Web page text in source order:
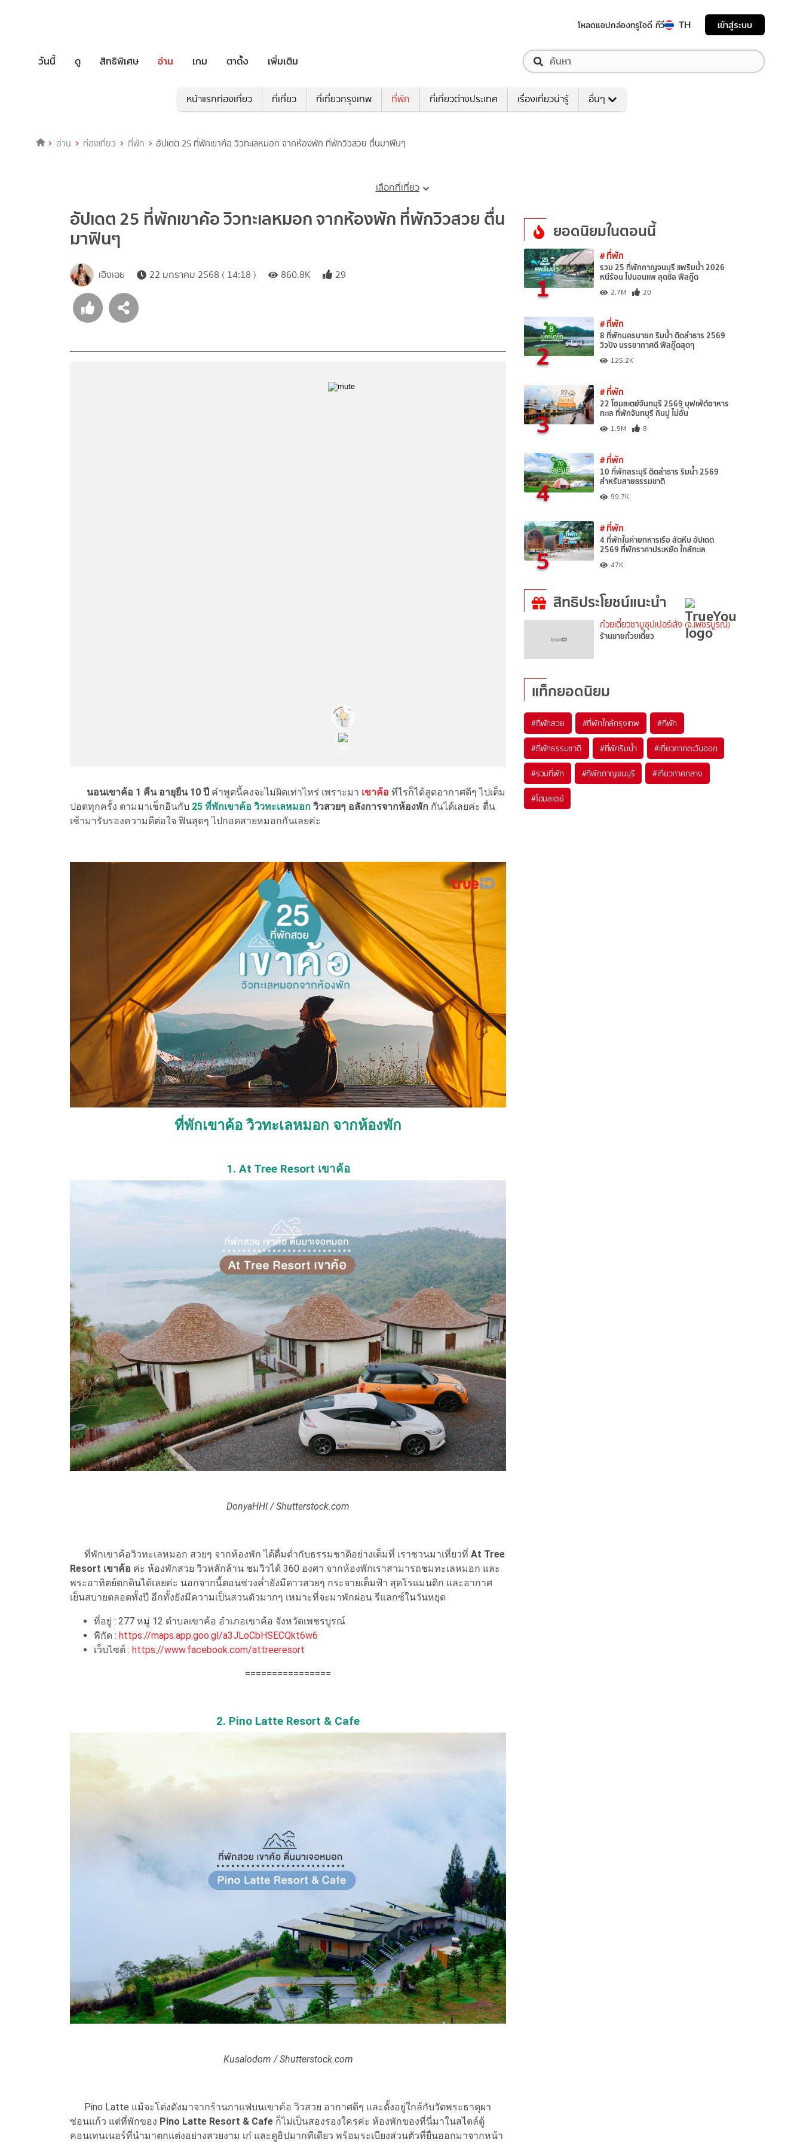
โหลดแอปกล่องทรูไอดี ทีวี TH เข้าสู่ระบบ
วันนี้ ดู สิทธิพิเศษ อ่าน เกม ตาตั้ง เพิ่มเติม
หน้าแรกท่องเที่ยว ที่เที่ยว ที่เที่ยวกรุงเทพ ที่พัก ที่เที่ยวต่างประเทศ เรื่องเที่ยวน่ารู้ อื่นๆ
อ่าน ท่องเที่ยว ที่พัก อัปเดต 25 ที่พักเขาค้อ วิวทะเลหมอก จากห้องพัก ที่พักวิวสวย ตื่นมาฟินๆ
เลือกที่เที่ยว
อัปเดต 25 ที่พักเขาค้อ วิวทะเลหมอก จากห้องพัก ที่พักวิวสวย ตื่น
มาฟินๆ
เอิงเอย 22 มกราคม 2568 ( 14:18 ) 860.8K 29
นอนเขาค้อ 1 คืน อายุยืน 10 ปี คำพูดนี้คงจะไม่ผิดเท่าไหร่ เพราะมา เขาค้อ ทีไรก็ได้สูดอากาศดีๆ ไปเต็ม
ปอดทุกครั้ง ตามมาเช็กอินกับ 25 ที่พักเขาค้อ วิวทะเลหมอก วิวสวยๆ อลังการจากห้องพัก กันได้เลยค่ะ ตื่น
เช้ามารับรองความดีต่อใจ ฟินสุดๆ ไปกอดสายหมอกกันเลยค่ะ
ที่พักเขาค้อ วิวทะเลหมอก จากห้องพัก
1. At Tree Resort เขาค้อ
DonyaHHI / Shutterstock.com
ที่พักเขาค้อวิวทะเลหมอก สวยๆ จากห้องพัก ได้ดื่มด่ำกับธรรมชาติอย่างเต็มที่ เราชวนมาเที่ยวที่ At Tree
Resort เขาค้อ ค่ะ ห้องพักสวย วิวหลักล้าน ชมวิวได้ 360 องศา จากห้องพักเราสามารถชมทะเลหมอก และ
พระอาทิตย์ตกดินได้เลยค่ะ นอกจากนี้ตอนช่วงค่ำยังมีดาวสวยๆ กระจายเต็มฟ้า สุดโรแมนติก และอากาศ
เย็นสบายตลอดทั้งปี อีกทั้งยังมีความเป็นสวนตัวมากๆ เหมาะที่จะมาพักผ่อน รีแลกซ์ในวันหยุด
ที่อยู่ : 277 หมู่ 12 ตำบลเขาค้อ อำเภอเขาค้อ จังหวัดเพชรบูรณ์
พิกัด : https://maps.app.goo.gl/a3JLoCbHSECQkt6w6
เว็บไซต์ : https://www.facebook.com/attreeresort
================
2. Pino Latte Resort & Cafe
Kusalodom / Shutterstock.com
Pino Latte แม้จะโด่งดังมาจากร้านกาแฟบนเขาค้อ วิวสวย อากาศดีๆ และตั้งอยู่ใกล้กับวัดพระธาตุผา
ซ่อนแก้ว แต่ที่พักของ Pino Latte Resort & Cafe ก็ไม่เป็นสองรองใครค่ะ ห้องพักของที่นี่มาในสไตล์ตู้
คอนเทนเนอร์ที่นำมาตกแต่งอย่างสวยงาม เก๋ และดูฮิปมากทีเดียว พร้อมระเบียงส่วนตัวที่ยื่นออกมาจากหน้า
ยอดนิยมในตอนนี้
1
# ที่พัก
รวม 25 ที่พักกาญจนบุรี แพริมน้ำ 2026
หนีร้อน ไปนอนแพ สุดชิล ฟีลกู๊ด
2.7M 20
2
# ที่พัก
8 ที่พักนครนายก ริมน้ำ ติดลำธาร 2569
วิวปัง บรรยากาศดี ฟีลกู๊ดสุดๆ
125.2K
3
# ที่พัก
22 โฮมสเตย์จันทบุรี 2569 บุฟเฟ่ต์อาหาร
ทะเล ที่พักจันทบุรี กินปู ไม่อั้น
1.9M 8
4
# ที่พัก
10 ที่พักสระบุรี ติดลำธาร ริมน้ำ 2569
สำหรับสายธรรมชาติ
99.7K
5
# ที่พัก
4 ที่พักในค่ายทหารเรือ สัตหีบ อัปเดต
2569 ที่พักราคาประหยัด ใกล้ทะเล
47K
สิทธิประโยชน์แนะนำ
ก๋วยเตี๋ยวชาบูซุปเปอร์เล้ง (จ.เพชรบูรณ์)
ร้านขายก๋วยเตี๋ยว
แท็กยอดนิยม
#ที่พักสวย #ที่พักใกล้กรุงเทพ #ที่พัก
#ที่พักธรรมชาติ #ที่พักริมน้ำ #เที่ยวภาคตะวันออก
#รวมที่พัก #ที่พักกาญจนบุรี #เที่ยวภาคกลาง
#โฮมสเตย์